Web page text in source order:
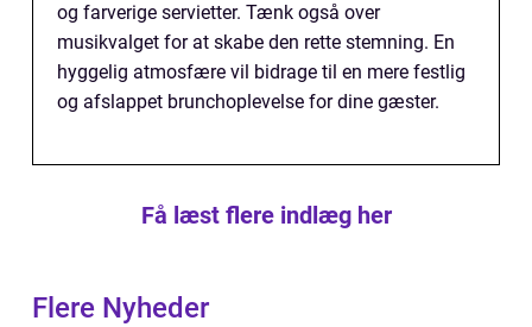
og farverige servietter. Tænk også over
musikvalget for at skabe den rette stemning. En
hyggelig atmosfære vil bidrage til en mere festlig
og afslappet brunchoplevelse for dine gæster.
Få læst flere indlæg her
Flere Nyheder